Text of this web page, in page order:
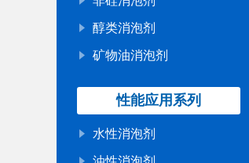
醇类消泡剂
矿物油消泡剂
性能应用系列
水性消泡剂